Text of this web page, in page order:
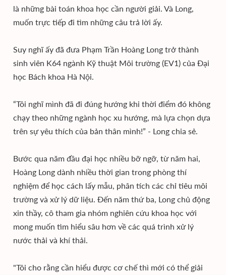
là những bài toán khoa học cần người giải. Và Long,
muốn trực tiếp đi tìm những câu trả lời ấy.
Suy nghĩ ấy đã đưa Phạm Trần Hoàng Long trở thành
sinh viên K64 ngành Kỹ thuật Môi trường (EV1) của Đại
học Bách khoa Hà Nội.
“Tôi nghĩ mình đã đi đúng hướng khi thời điểm đó không
chạy theo những ngành học xu hướng, mà lựa chọn dựa
trên sự yêu thích của bản thân mình!” - Long chia sẻ.
Bước qua năm đầu đại học nhiều bỡ ngỡ, từ năm hai,
Hoàng Long dành nhiều thời gian trong phòng thí
nghiệm để học cách lấy mẫu, phân tích các chỉ tiêu môi
trường và xử lý dữ liệu. Đến năm thứ ba, Long chủ động
xin thầy, cô tham gia nhóm nghiên cứu khoa học với
mong muốn tìm hiểu sâu hơn về các quá trình xử lý
nước thải và khí thải.
"Tôi cho rằng cần hiểu được cơ chế thì mới có thể giải